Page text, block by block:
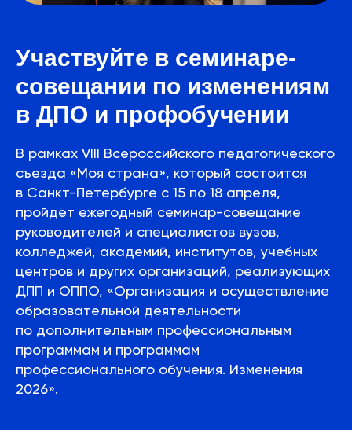
Участвуйте в семинаре-
совещании по изменениям
в ДПО и профобучении
В рамках VIII Всероссийского педагогического
съезда «Моя страна», который состоится
в Санкт-Петербурге с 15 по 18 апреля,
пройдёт ежегодный семинар-совещание
руководителей и специалистов вузов,
колледжей, академий, институтов, учебных
центров и других организаций, реализующих
ДПП и ОППО, «Организация и осуществление
образовательной деятельности
по дополнительным профессиональным
программам и программам
профессионального обучения. Изменения
2026».